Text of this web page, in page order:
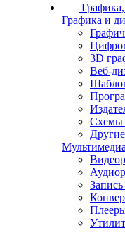
Графика и
3D
Веб-
Схемы
Мультимедиа